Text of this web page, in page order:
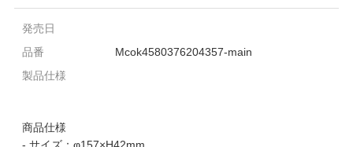
発売日
品番
Mcok4580376204357-main
製品仕様
商品仕様